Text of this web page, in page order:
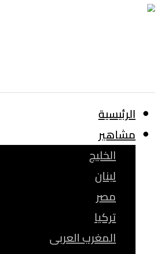
الرئيسية
مشاهير
الخليج
لبنان
مصر
تركيا
المغرب العربى